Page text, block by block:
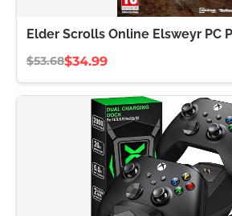
Elder Scrolls Online Elsweyr PC
$53.68$34.99